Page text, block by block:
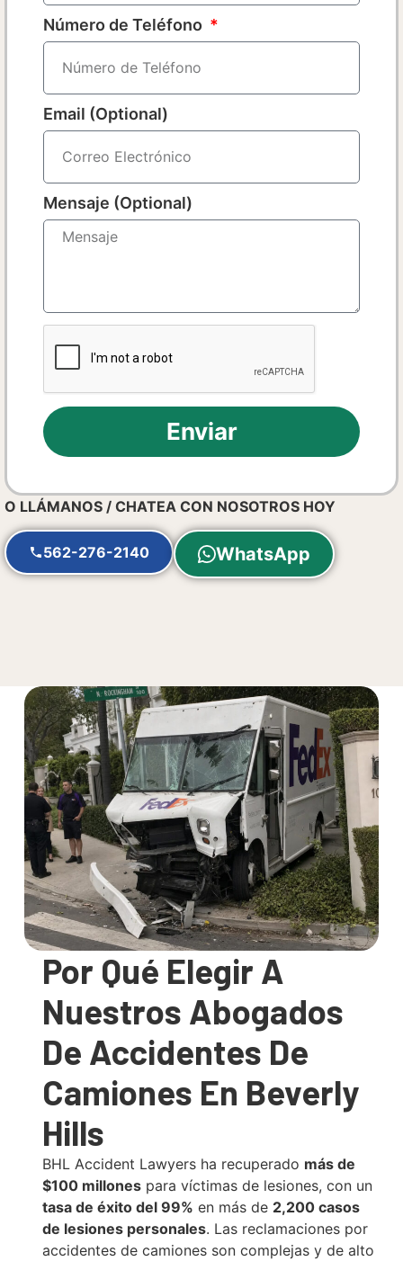
Número de Teléfono
Email (Optional)
Mensaje (Optional)
Enviar
O LLÁMANOS / CHATEA CON NOSOTROS HOY
562-276-2140 WhatsApp
Por Qué Elegir A
Nuestros Abogados
De Accidentes De
Camiones En Beverly
Hills
BHL Accident Lawyers ha recuperado más de
$100 millonespara víctimas de lesiones, con un
tasa de éxito del 99% en más de 2,200 casos
de lesiones personales. Las reclamaciones por
accidentes de camiones son complejas y de alto